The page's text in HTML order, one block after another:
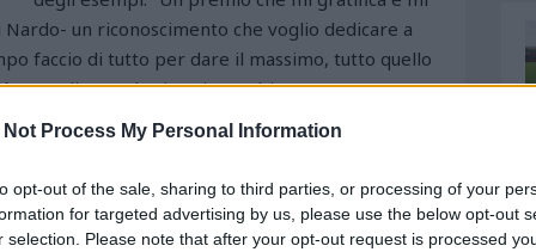
Not Process My Personal Information
opt-out of the sale, sharing to third parties, or processing of your
for targeted advertising by us, please use the below opt-out
selection. Please note that after your opt-out request is processed
un riconoscimento che voglio dedicare a
faccio di tutto per dare il massimo, tutto quello
orgoglioso, e lo si capisce subito. "Ho avuto
ha chiosato l'attaccante napoletano- peccato per
15mila persone tifare senza alcun risparmio è
questo sport. Ad oggi non conosco il mio
resterei volentieri".E' stato così il
Nardo, napoletano di 27 anni, ad essere